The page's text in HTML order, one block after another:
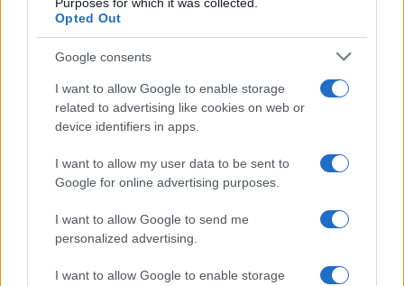
Opted Out
Google consents
I want to allow Google to enable storage
related to advertising like cookies on web or
device identifiers in apps.
I want to allow my user data to be sent to
Google for online advertising purposes.
I want to allow Google to send me
personalized advertising.
I want to allow Google to enable storage
À lire aussi